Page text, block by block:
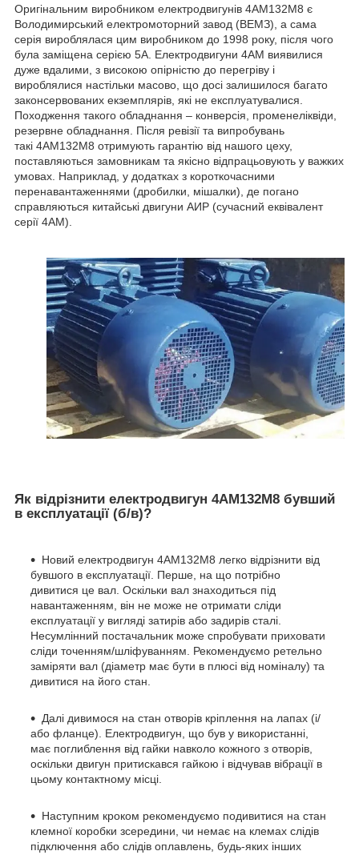
Оригінальним виробником електродвигунів 4АМ132М8 є
Володимирський електромоторний завод (ВЕМЗ), а сама
серія вироблялася цим виробником до 1998 року, після чого
була заміщена серією 5А. Електродвигуни 4АМ виявилися
дуже вдалими, з високою опірністю до перегріву і
вироблялися настільки масово, що досі залишилося багато
законсервованих екземплярів, які не експлуатувалися.
Походження такого обладнання – конверсія, променеліквіди,
резервне обладнання. Після ревізії та випробувань
такі 4АМ132М8 отримують гарантію від нашого цеху,
поставляються замовникам та якісно відпрацьовують у важких
умовах. Наприклад, у додатках з короткочасними
перенавантаженнями (дробилки, мішалки), де погано
справляються китайські двигуни АИР (сучасний еквівалент
серії 4АМ).
Як відрізнити електродвигун 4АМ132М8 бувший
в експлуатації (б/в)?
Новий електродвигун 4АМ132М8 легко відрізнити від
бувшого в експлуатації. Перше, на що потрібно
дивитися це вал. Оскільки вал знаходиться під
навантаженням, він не може не отримати сліди
експлуатації у вигляді затирів або задирів сталі.
Несумлінний постачальник може спробувати приховати
сліди точенням/шліфуванням. Рекомендуємо ретельно
заміряти вал (діаметр має бути в плюсі від номіналу) та
дивитися на його стан.
Далі дивимося на стан отворів кріплення на лапах (і/
або фланце). Електродвигун, що був у використанні,
має поглиблення від гайки навколо кожного з отворів,
оскільки двигун притискався гайкою і відчував вібрації в
цьому контактному місці.
Наступним кроком рекомендуємо подивитися на стан
клемної коробки зсередини, чи немає на клемах слідів
підключення або слідів оплавлень, будь-яких інших